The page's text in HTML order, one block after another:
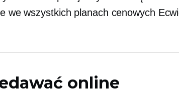
we wszystkich planach cenowych
online